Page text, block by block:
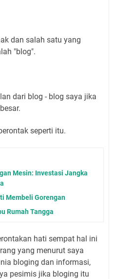
dan salah satu yang
"blog".
dari blog - blog saya jika
seperti itu.
Mesin: Investasi Jangka
Membeli Gorengan
Rumah Tangga
hati sempat hal ini
yang menurut saya
bloging dan informasi,
pesimis jika bloging itu